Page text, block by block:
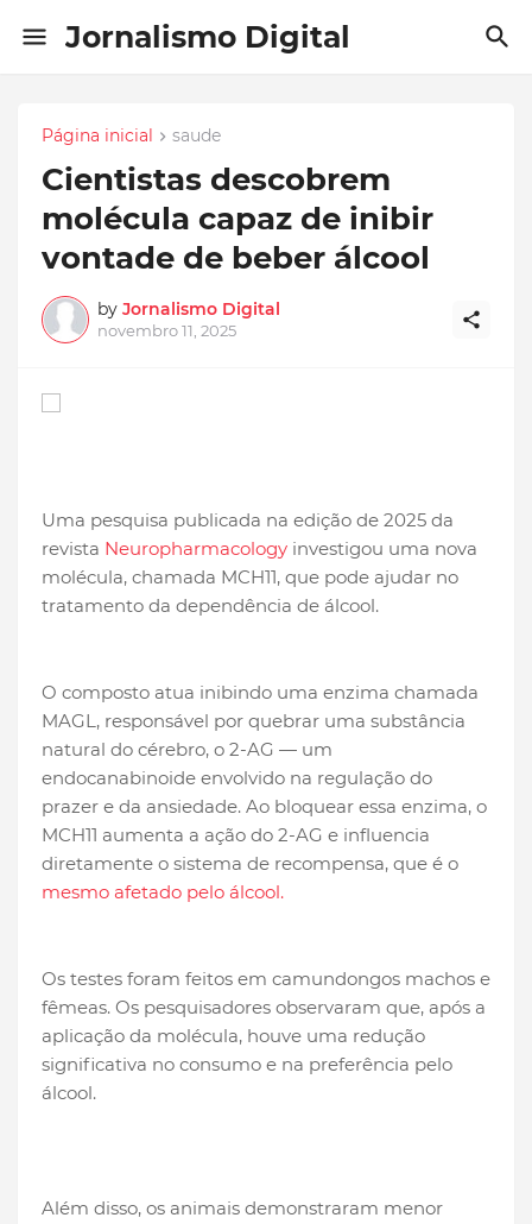
Jornalismo Digital
Página inicial saude
Cientistas descobrem
molécula capaz de inibir
vontade de beber álcool
by Jornalismo Digital
novembro 11, 2025
Uma pesquisa publicada na edição de 2025 da
revista Neuropharmacology investigou uma nova
molécula, chamada MCH11, que pode ajudar no
tratamento da dependência de álcool.
O composto atua inibindo uma enzima chamada
MAGL, responsável por quebrar uma substância
natural do cérebro, o 2-AG — um
endocanabinoide envolvido na regulação do
prazer e da ansiedade. Ao bloquear essa enzima, o
MCH11 aumenta a ação do 2-AG e influencia
diretamente o sistema de recompensa, que é o
mesmo afetado pelo álcool.
Os testes foram feitos em camundongos machos e
fêmeas. Os pesquisadores observaram que, após a
aplicação da molécula, houve uma redução
significativa no consumo e na preferência pelo
álcool.
Além disso, os animais demonstraram menor